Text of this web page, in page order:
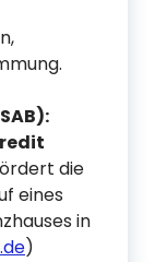
die
eines
in
)